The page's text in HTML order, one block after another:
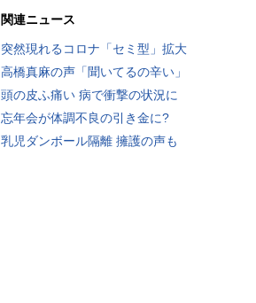
関連ニュース
突然現れるコロナ「セミ型」拡大
高橋真麻の声「聞いてるの辛い」
頭の皮ふ痛い 病で衝撃の状況に
忘年会が体調不良の引き金に?
乳児ダンボール隔離 擁護の声も